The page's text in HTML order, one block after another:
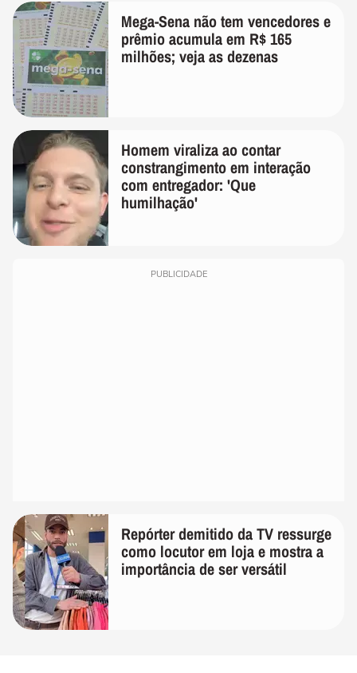
Mega-Sena não tem vencedores e
prêmio acumula em R$ 165
milhões; veja as dezenas
Homem viraliza ao contar
constrangimento em interação
com entregador: 'Que
humilhação'
PUBLICIDADE
Repórter demitido da TV ressurge
como locutor em loja e mostra a
importância de ser versátil